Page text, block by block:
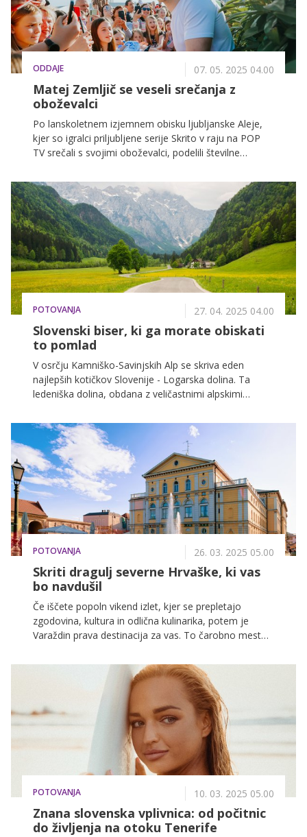
ODDAJE 07. 05. 2025 04.00
Matej Zemljič se veseli srečanja z
oboževalci
Po lanskoletnem izjemnem obisku ljubljanske Aleje,
kjer so igralci priljubljene serije Skrito v raju na POP
TV srečali s svojimi oboževalci, podelili številne
organizirati še kakšen meet & greet.
POTOVANJA 27. 04. 2025 04.00
Slovenski biser, ki ga morate obiskati
to pomlad
V osrčju Kamniško-Savinjskih Alp se skriva eden
najlepših kotičkov Slovenije - Logarska dolina. Ta
ledeniška dolina, obdana z veličastnimi alpskimi
prebudi iz zimskega spanca.
POTOVANJA 26. 03. 2025 05.00
Skriti dragulj severne Hrvaške, ki vas
bo navdušil
Če iščete popoln vikend izlet, kjer se prepletajo
zgodovina, kultura in odlična kulinarika, potem je
Varaždin prava destinacija za vas. To čarobno mesto
glasbe', vas bo očaralo s svojo arhitekturo,
sproščenim vzdušjem in bogato gastronomsko
POTOVANJA 10. 03. 2025 05.00
Znana slovenska vplivnica: od počitnic
do življenja na otoku Tenerife